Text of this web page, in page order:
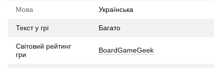
Мова Українська
Текст у грі Багато
Світовий рейтинг
гри
BoardGameGeek